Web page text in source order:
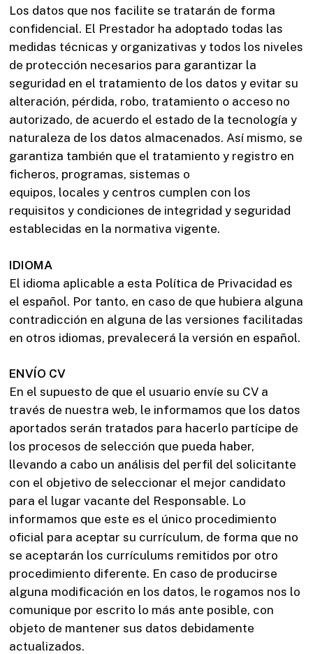
Los datos que nos facilite se tratarán de forma
confidencial. El Prestador ha adoptado todas las
medidas técnicas y organizativas y todos los niveles
de protección necesarios para garantizar la
seguridad en el tratamiento de los datos y evitar su
alteración, pérdida, robo, tratamiento o acceso no
autorizado, de acuerdo el estado de la tecnología y
naturaleza de los datos almacenados. Así mismo, se
garantiza también que el tratamiento y registro en
ficheros, programas, sistemas o
equipos, locales y centros cumplen con los
requisitos y condiciones de integridad y seguridad
establecidas en la normativa vigente.
IDIOMA
El idioma aplicable a esta Política de Privacidad es
el español. Por tanto, en caso de que hubiera alguna
contradicción en alguna de las versiones facilitadas
en otros idiomas, prevalecerá la versión en español.
ENVÍO CV
En el supuesto de que el usuario envíe su CV a
través de nuestra web, le informamos que los datos
aportados serán tratados para hacerlo partícipe de
los procesos de selección que pueda haber,
llevando a cabo un análisis del perfil del solicitante
con el objetivo de seleccionar el mejor candidato
para el lugar vacante del Responsable. Lo
informamos que este es el único procedimiento
oficial para aceptar su currículum, de forma que no
se aceptarán los currículums remitidos por otro
procedimiento diferente. En caso de producirse
alguna modificación en los datos, le rogamos nos lo
comunique por escrito lo más ante posible, con
objeto de mantener sus datos debidamente
actualizados.